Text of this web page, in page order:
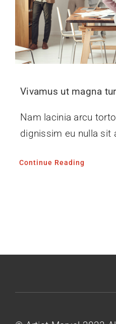
Vivamus ut magna
Nam lacinia arcu
dignissim eu nulla sit
Continue Reading